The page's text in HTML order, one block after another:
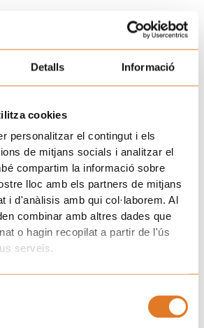
Detalls Informació
cookies
personalitzar el contingut i els
de mitjans socials i analitzar el
compartim la informació sobre
lloc amb els partners de mitjans
i d'anàlisis amb qui col·laborem. Al
combinar amb altres dades que
o hagin recopilat a partir de l'ús
serveis.
20% polièster
I EXCLUSIVA!